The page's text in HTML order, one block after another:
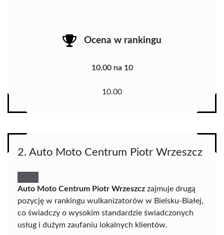
Ocena w rankingu
10.00 na 10
10.00
2. Auto Moto Centrum Piotr Wrzeszcz
Auto Moto Centrum Piotr Wrzeszcz zajmuje drugą
pozycję w rankingu wulkanizatorów w Bielsku-Białej,
co świadczy o wysokim standardzie świadczonych
usług i dużym zaufaniu lokalnych klientów.